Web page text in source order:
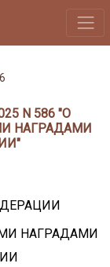
N 586 "О
НАГРАДАМИ
НАГРАДАМИ